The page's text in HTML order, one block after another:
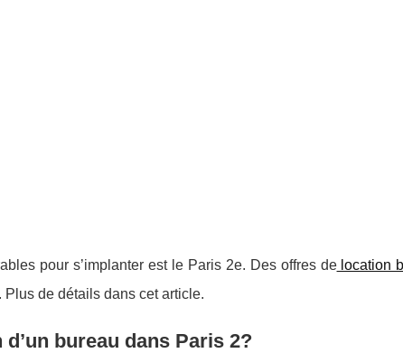
pour s’implanter est le Paris 2e. Des offres delocation
de détails dans cet article.
bureau dans Paris 2?